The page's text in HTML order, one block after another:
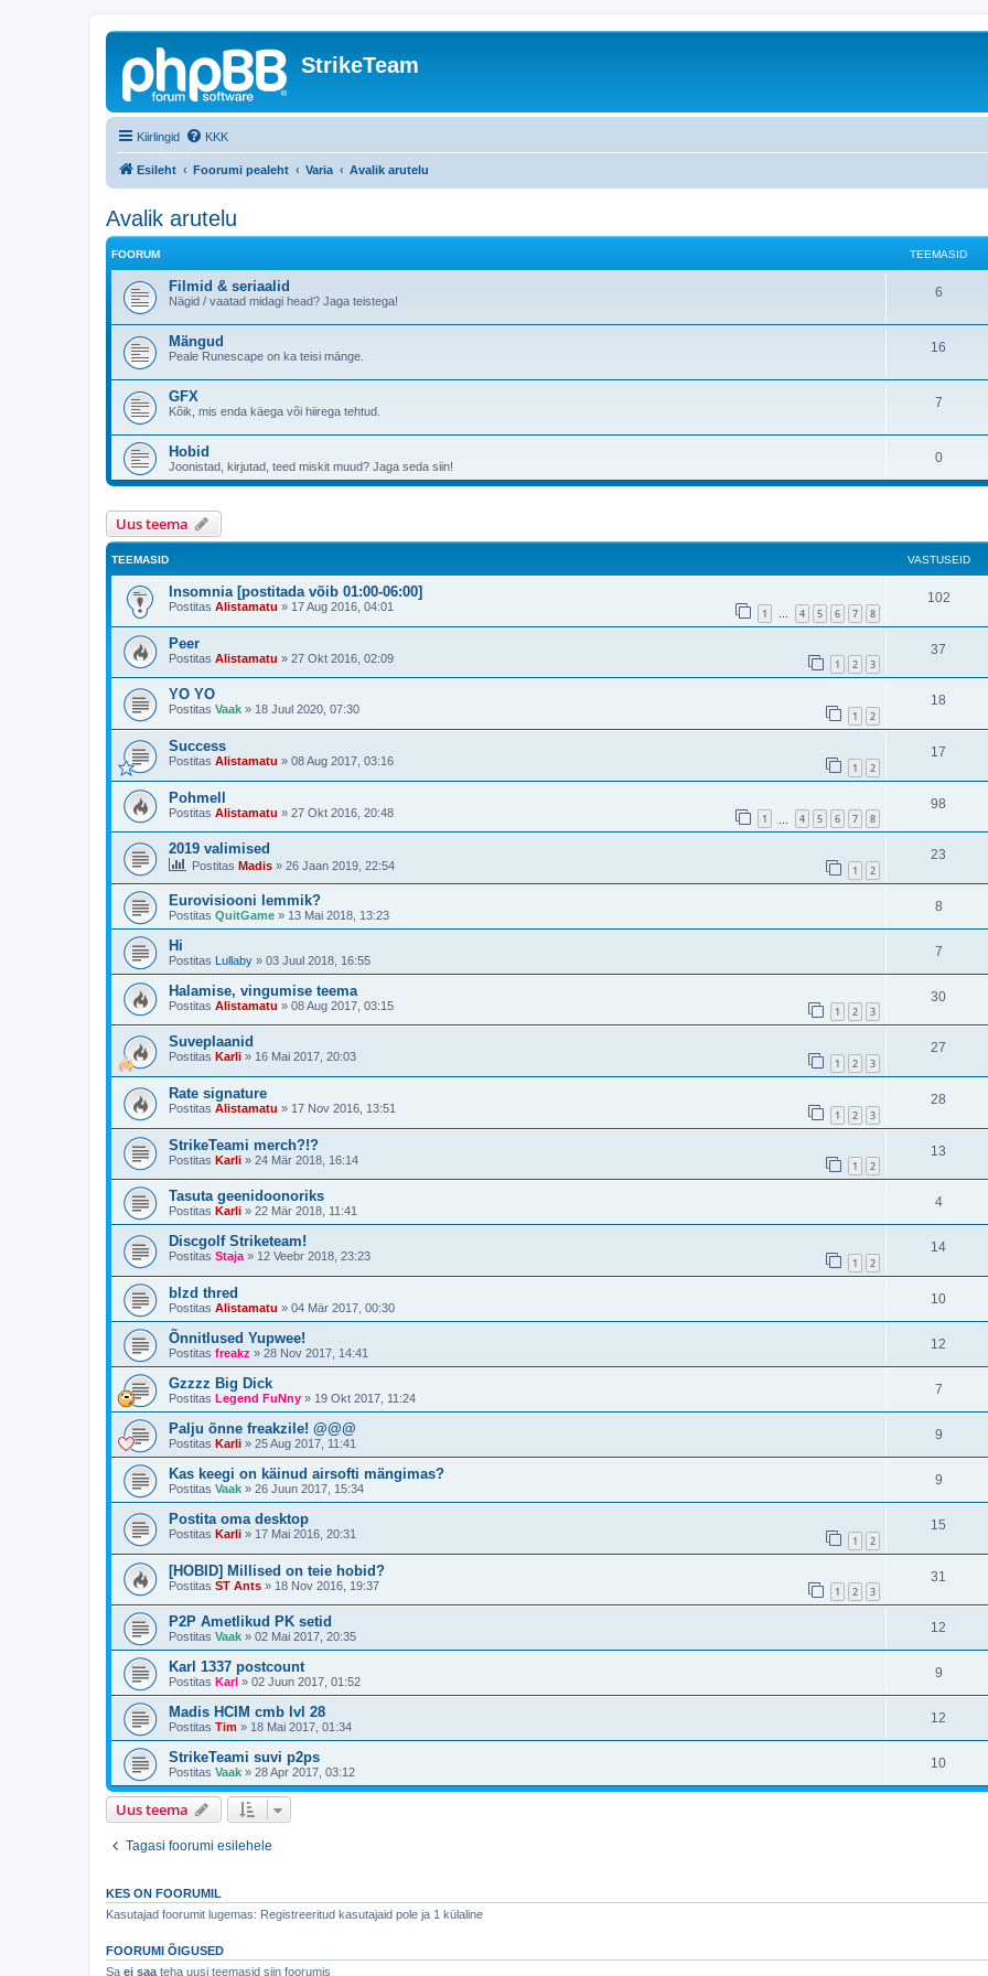
StrikeTeam
Kiirlingid KKK
Esileht Foorumi pealeht Varia Avalik arutelu
Avalik arutelu
FOORUM TEEMASID
Filmid & seriaalid
Nägid / vaatad midagi head? Jaga teistega!
6
Mängud
Peale Runescape on ka teisi mänge.
16
GFX
Kõik, mis enda käega või hiirega tehtud.
7
Hobid
Joonistad, kirjutad, teed miskit muud? Jaga seda siin!
0
Uus teema
TEEMASID VASTUSEID
Insomnia [postitada võib 01:00-06:00]
Postitas Alistamatu » 17 Aug 2016, 04:01 1 … 4 5 6 7 8
102
Peer
Postitas Alistamatu » 27 Okt 2016, 02:09 1 2 3
37
YO YO
Postitas Vaak » 18 Juul 2020, 07:30 1 2
18
Success
Postitas Alistamatu » 08 Aug 2017, 03:16 1 2
17
Pohmell
Postitas Alistamatu » 27 Okt 2016, 20:48 1 4 5 6 7 8
98
2019 valimised
Postitas Madis » 26 Jaan 2019, 22:54 1 2
23
Eurovisiooni lemmik?
Postitas QuitGame » 13 Mai 2018, 13:23
8
Hi
Postitas Lullaby » 03 Juul 2018, 16:55
7
Halamise, vingumise teema
Postitas Alistamatu » 08 Aug 2017, 03:15 1 2 3
30
Suveplaanid
Postitas Karli » 16 Mai 2017, 20:03 1 2 3
27
Rate signature
Postitas Alistamatu » 17 Nov 2016, 13:51 1 2 3
28
StrikeTeami merch?!?
Postitas Karli » 24 Mär 2018, 16:14 1 2
13
Tasuta geenidoonoriks
Postitas Karli » 22 Mär 2018, 11:41
4
Discgolf Striketeam!
Postitas Staja» 12 Veebr 2018, 23:23 1 2
14
blzd thred
Postitas Alistamatu » 04 Mär 2017, 00:30
10
Õnnitlused Yupwee!
Postitas freakz » 28 Nov 2017, 14:41
12
Gzzzz Big Dick
Postitas Legend FuNny » 19 Okt 2017, 11:24
7
Palju õnne freakzile! @@@
Postitas Karli » 25 Aug 2017, 11:41
9
Kas keegi on käinud airsofti mängimas?
Postitas Vaak » 26 Juun 2017, 15:34
9
Postita oma desktop
Postitas Karli » 17 Mai 2016, 20:31 1 2
15
[HOBID] Millised on teie hobid?
Postitas ST Ants » 18 Nov 2016, 19:37 1 2 3
31
P2P Ametlikud PK setid
Postitas Vaak » 02 Mai 2017, 20:35
12
Karl 1337 postcount
Postitas Karl » 02 Juun 2017, 01:52
9
Madis HCIM cmb lvl 28
Postitas Tim » 18 Mai 2017, 01:34
12
StrikeTeami suvi p2ps
Postitas Vaak » 28 Apr 2017, 03:12
10
Uus teema
Tagasi foorumi esilehele
KES ON FOORUMIL
Kasutajad foorumit lugemas: Registreeritud kasutajaid pole ja 1 külaline
FOORUMI ÕIGUSED
Sa ei saa teha uusi teemasid siin foorumis